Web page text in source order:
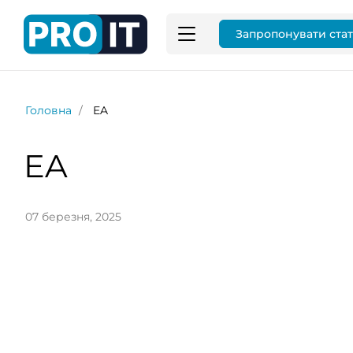
Запропонувати
Головна EA
EA
07 березня, 2025